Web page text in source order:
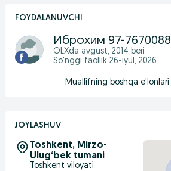
FOYDALANUVCHI
Иброхим 97-7670088
OLXda avgust, 2014 beri
So'nggi faollik 26-iyul, 2026
Muallifning boshqa e'lonlari
JOYLASHUV
Toshkent, Mirzo-
Ulug‘bek tumani
Toshkent viloyati